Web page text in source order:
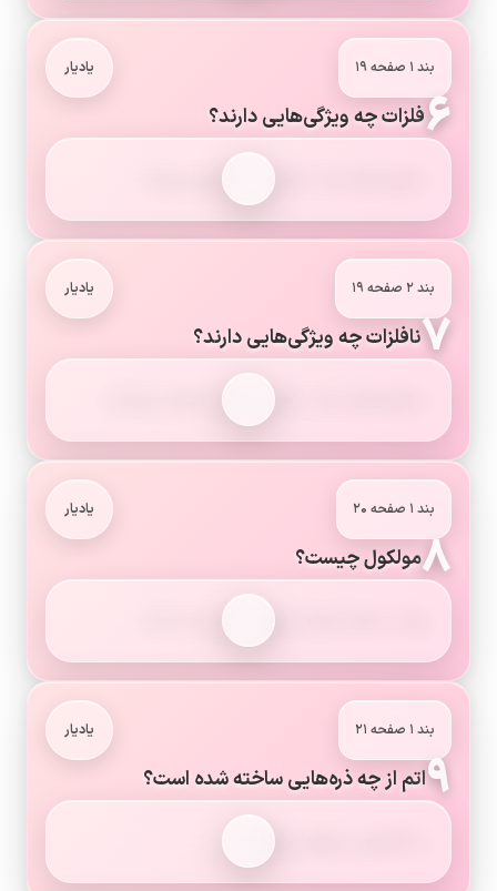
بند ۱ صفحه ۱۹ یادیار
۶فلزات چه ویژگی‌هایی دارند؟
سطح براق دارند، اغلب در آب فرو می‌روند.
بند ۲ صفحه ۱۹ یادیار
۷نافلزات چه ویژگی‌هایی دارند؟
سطح براق ندارند، اغلب روی آب شناور می‌مانند.
بند ۱ صفحه ۲۰ یادیار
۸مولکول چیست؟
واحد سازنده مواد از پیوند دو یا چند اتم.
بند ۱ صفحه ۲۱ یادیار
۹اتم از چه ذره‌هایی ساخته شده است؟
از الکترون، پروتون و نوترون.